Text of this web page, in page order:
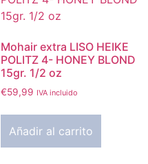
Mohair extra LISO HEIKE
POLITZ 4- HONEY BLOND
15gr. 1/2 oz
€59,99 IVA incluido
Añadir al carrito